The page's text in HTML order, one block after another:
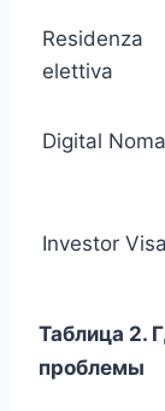
Residenza
elettiva
Digital
Investor Visa
Таблица 2.
проблемы